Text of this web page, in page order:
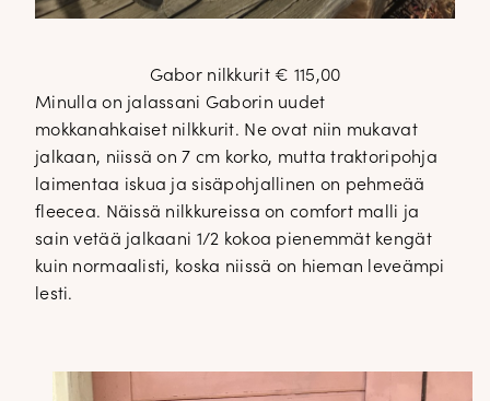
Gabor nilkkurit € 115,00
Minulla on jalassani Gaborin uudet
mokkanahkaiset nilkkurit. Ne ovat niin mukavat
jalkaan, niissä on 7 cm korko, mutta traktoripohja
laimentaa iskua ja sisäpohjallinen on pehmeää
fleecea. Näissä nilkkureissa on comfort malli ja
sain vetää jalkaani 1/2 kokoa pienemmät kengät
kuin normaalisti, koska niissä on hieman leveämpi
lesti.